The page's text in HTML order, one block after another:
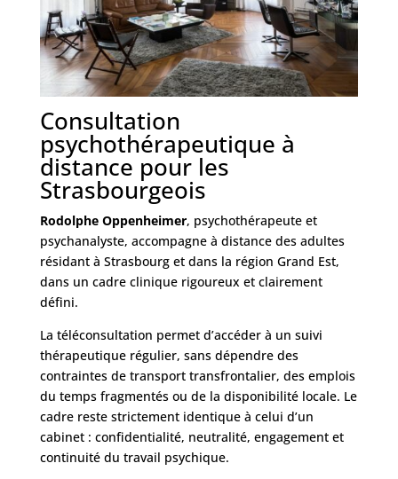
Consultation
psychothérapeutique à
distance pour les
Strasbourgeois
Rodolphe Oppenheimer, psychothérapeute et
psychanalyste, accompagne à distance des adultes
résidant à Strasbourg et dans la région Grand Est,
dans un cadre clinique rigoureux et clairement
défini.
La téléconsultation permet d’accéder à un suivi
thérapeutique régulier, sans dépendre des
contraintes de transport transfrontalier, des emplois
du temps fragmentés ou de la disponibilité locale. Le
cadre reste strictement identique à celui d’un
cabinet : confidentialité, neutralité, engagement et
continuité du travail psychique.